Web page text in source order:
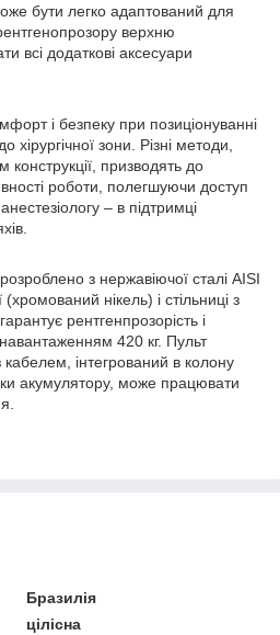
бути легко адаптований для
верхню
всі додаткові аксесуари
і безпеку при позиціонуванні
хірургічної зони. Різні методи,
конструкції, призводять до
роботи, полегшуючи доступ
– в підтримці
з нержавіючої сталі AISI
(хромований нікель) і стільниці з
рентгенпрозорість і
420 кг. Пульт
кабелем, інтегрований в колону
акумулятору, може працювати
Бразилія
цілісна